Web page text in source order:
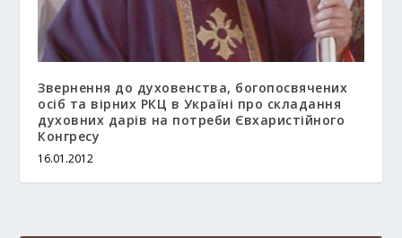
Звернення до духовенства, богопосвячених
осіб та вірних РКЦ в Україні про складання
духовних дарів на потреби Євхаристійного
Конгресу
16.01.2012